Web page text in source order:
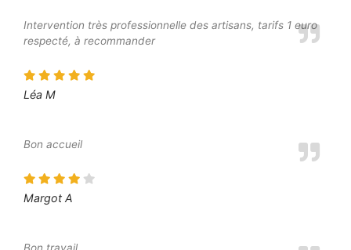
Intervention très professionnelle des artisans, tarifs 1 euro
respecté, à recommander
Léa M
Bon accueil
Margot A
Bon travail